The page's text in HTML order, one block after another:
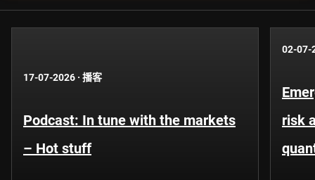
17-07-2026 · 播客
Podcast: In tune with the markets
– Hot stuff
02-07-
risk